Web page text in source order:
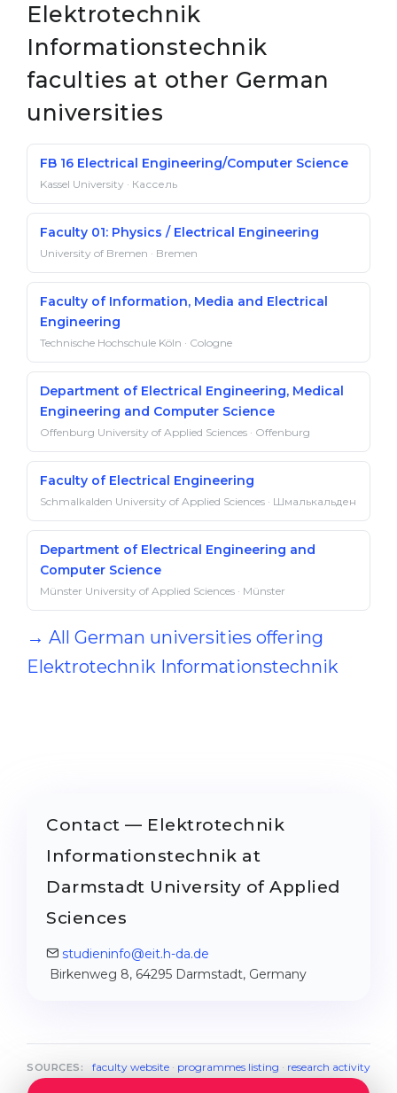
Elektrotechnik
Informationstechnik
faculties at other German
universities
FB 16 Electrical Engineering/Computer Science
Kassel University · Кассель
Faculty 01: Physics / Electrical Engineering
University of Bremen · Bremen
Faculty of Information, Media and Electrical
Engineering
Technische Hochschule Köln · Cologne
Department of Electrical Engineering, Medical
Engineering and Computer Science
Offenburg University of Applied Sciences · Offenburg
Faculty of Electrical Engineering
Schmalkalden University of Applied Sciences · Шмалькальден
Department of Electrical Engineering and
Computer Science
Münster University of Applied Sciences · Münster
→ All German universities offering
Elektrotechnik Informationstechnik
Contact — Elektrotechnik
Informationstechnik at
Darmstadt University of Applied
Sciences
studieninfo@eit.h-da.de
Birkenweg 8, 64295 Darmstadt, Germany
SOURCES: faculty website· programmes listing · research activity